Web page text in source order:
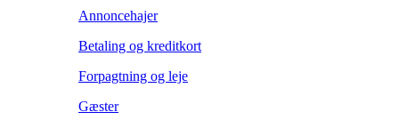
Annoncehajer
Betaling og kreditkort
Forpagtning og leje
Gæster